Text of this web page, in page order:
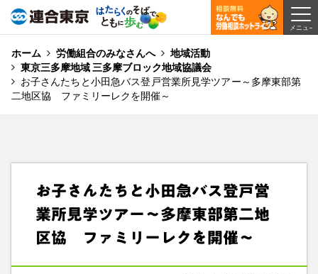
ホーム 労働組合のみなさんへ
地域活動
東京三多摩地域 三多摩ブロック地域協議会
お子さんたちと小田急バス登戸営業所見学ツアー～多摩東部第
二地区協 ファミリーレクを開催～
お子さんたちと小田急バス登戸営
業所見学ツアー～多摩東部第二地
区協 ファミリーレクを開催～